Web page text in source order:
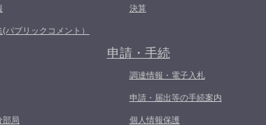
パブリックコメント）
部局
決算
申請・手続
調達情報・電子入札
申請・届出等の手続案内
個人情報保護